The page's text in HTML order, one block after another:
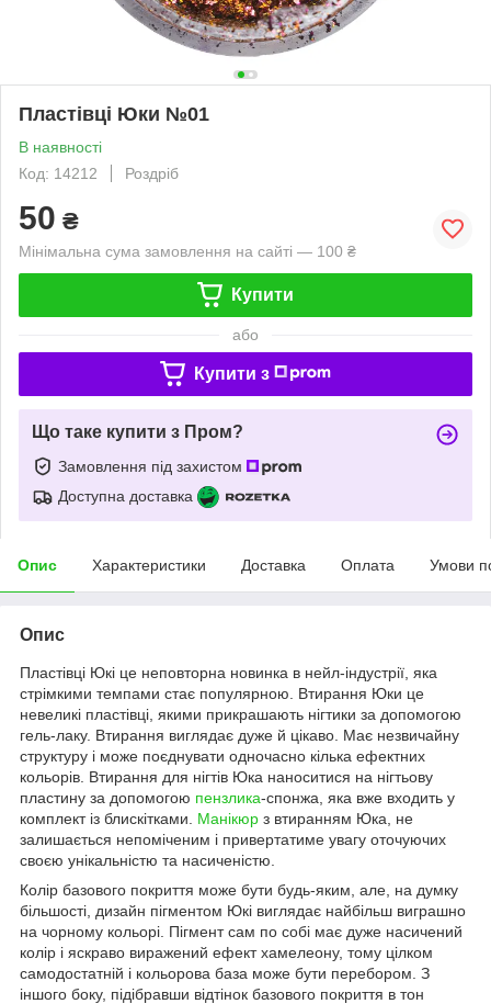
Пластівці Юки №01
В наявності
Код: 14212
Роздріб
50 ₴
Мінімальна сума замовлення на сайті — 100 ₴
Купити
або
Купити з
Що таке купити з Пром?
Замовлення під захистом
Доступна доставка
Опис Характеристики Доставка Оплата Умови
Опис
Пластівці Юкі це неповторна новинка в нейл-індустрії, яка
стрімкими темпами стає популярною. Втирання Юки це
невеликі пластівці, якими прикрашають нігтики за допомогою
гель-лаку. Втирання виглядає дуже й цікаво. Має незвичайну
структуру і може поєднувати одночасно кілька ефектних
кольорів. Втирання для нігтів Юка наноситися на нігтьову
пластину за допомогою пензлика-спонжа, яка вже входить у
комплект із блискітками. Манікюр з втиранням Юка, не
залишається непоміченим і привертатиме увагу оточуючих
своєю унікальністю та насиченістю.
Колір базового покриття може бути будь-яким, але, на думку
більшості, дизайн пігментом Юкі виглядає найбільш виграшно
на чорному кольорі. Пігмент сам по собі має дуже насичений
колір і яскраво виражений ефект хамелеону, тому цілком
самодостатній і кольорова база може бути перебором. З
іншого боку, підібравши відтінок базового покриття в тон